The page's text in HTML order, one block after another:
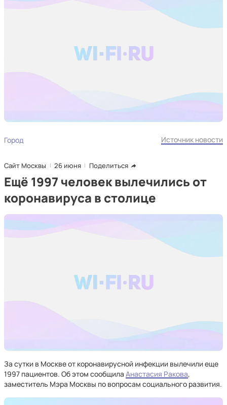
Город Источник новости
Сайт Москвы 26 июня Поделиться
Ещё 1997 человек вылечились от
коронавируса в столице
За сутки в Москве от коронавирусной инфекции вылечили еще
1997 пациентов. Об этом сообщила Анастасия Ракова,
заместитель Мэра Москвы по вопросам социального развития.